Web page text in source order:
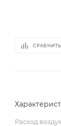
СРАВНИТЬ
Расход